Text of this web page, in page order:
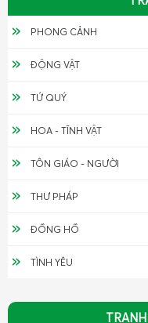
PHONG CẢNH
ĐỘNG VẬT
TỨ QUÝ
HOA - TĨNH VẬT
TÔN GIÁO - NGƯỜI
THƯ PHÁP
ĐỒNG HỒ
TÌNH YÊU